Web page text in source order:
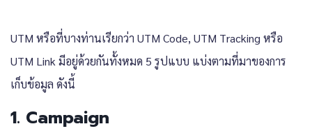
UTM หรือที่บางท่านเรียกว่า UTM Code, UTM Tracking หรือ
UTM Link มีอยู่ด้วยกันทั้งหมด 5 รูปแบบ แบ่งตามที่มาของการ
เก็บข้อมูล ดังนี้
1. Campaign